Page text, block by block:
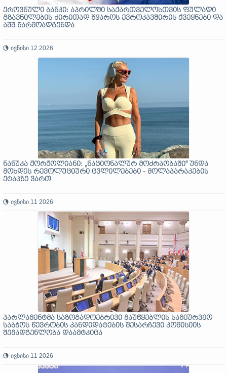
ეროვნული ბანკი: აპრილში საქართველოსთვის ფულადი
გზავნილების ძირითად წყაროს ევროკავშირის ქვეყნები და
აშშ წარმოადგენდა
ივნისი 12 2026
ნანუკა ჟორჟოლიანი: „ნაციონალურ მოძრაობაში“ უნდა
მოხდეს რევოლუციური ცვლილებები - მოლაპარაკების
ეტაპზე ვართ
ივნისი 11 2026
პარლამენტმა საზოგადოებრივი მაუწყებლის სამეურვეო
საბჭოს წევრობის კანდიდატების შესარჩევი კომისიის
შემადგენლობა დაამტკიცა
ივნისი 11 2026